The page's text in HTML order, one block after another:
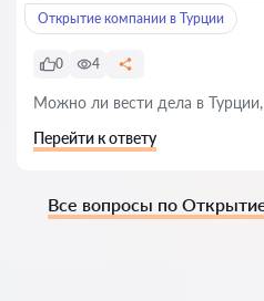
Открытие компании в Турции
0 4
Можно ли вести дела в
Перейти к ответу
Все вопросы по